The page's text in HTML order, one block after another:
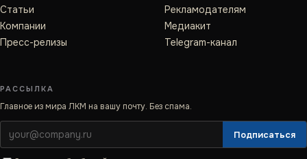
Статьи
Компании
Пресс-релизы
Рекламодателям
Медиакит
Telegram-канал
РАССЫЛКА
Главное из мира ЛКМ на вашу почту. Без спама.
Подписаться